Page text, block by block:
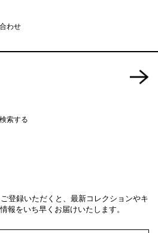
わせ
索する
登録いただくと、最新コレクションやキ
報をいち早くお届けいたします。